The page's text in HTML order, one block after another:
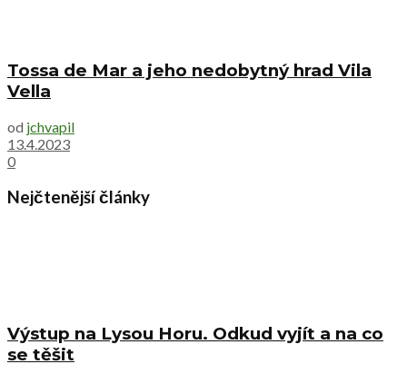
Tossa de Mar a jeho nedobytný hrad Vila
Vella
od jchvapil
13.4.2023
0
Nejčtenější články
Výstup na Lysou Horu. Odkud vyjít a na co
se těšit